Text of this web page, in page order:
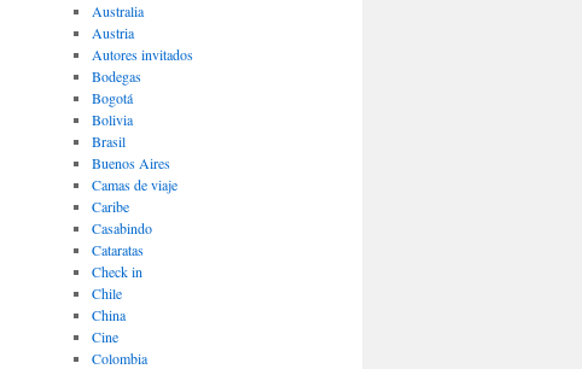
Australia
Austria
Autores invitados
Bodegas
Bogotá
Bolivia
Brasil
Buenos Aires
Camas de viaje
Caribe
Casabindo
Cataratas
Check in
Chile
China
Cine
Colombia